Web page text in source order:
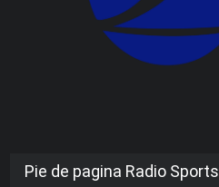
Pie de pagina Radio Sports